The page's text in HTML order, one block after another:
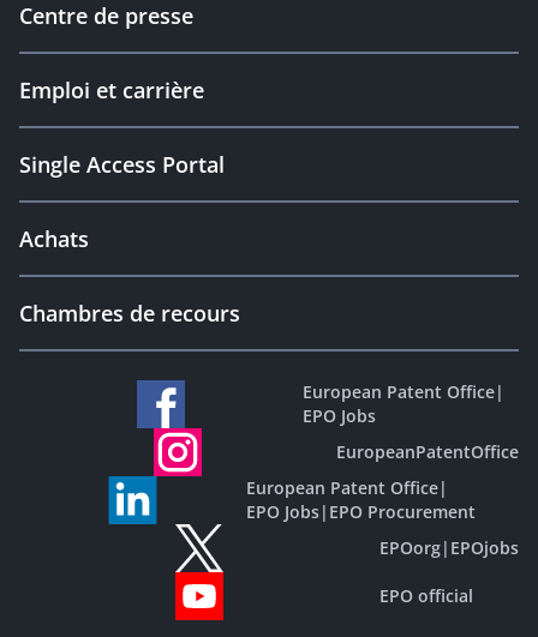
Centre de presse
Emploi et carrière
Single Access Portal
Achats
Chambres de recours
European Patent Office|
EPO Jobs
EuropeanPatentOffice
European Patent Office|
EPO Jobs| EPO Procurement
EPOorg| EPOjobs
EPO official